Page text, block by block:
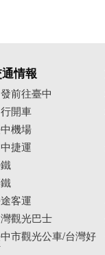
情報
前往臺中
開車
機場
捷運
客運
觀光巴士
市觀光公車/台灣好